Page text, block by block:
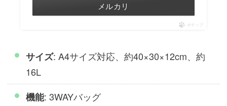
メルカリ
ポチップ
サイズ: A4サイズ対応、約40×30×12cm、約
16L
機能: 3WAYバッグ